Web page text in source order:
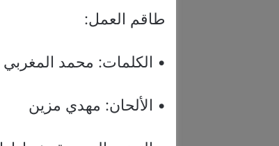
طاقم العمل:
• الكلمات: محمد المغربي
• الألحان: مهدي مزين